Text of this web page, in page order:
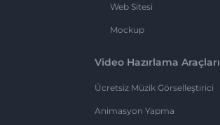
Web Sitesi
Mockup
Video Hazırlama Araçları
Ücretsiz Müzik Görselleştirici
Animasyon Yapma